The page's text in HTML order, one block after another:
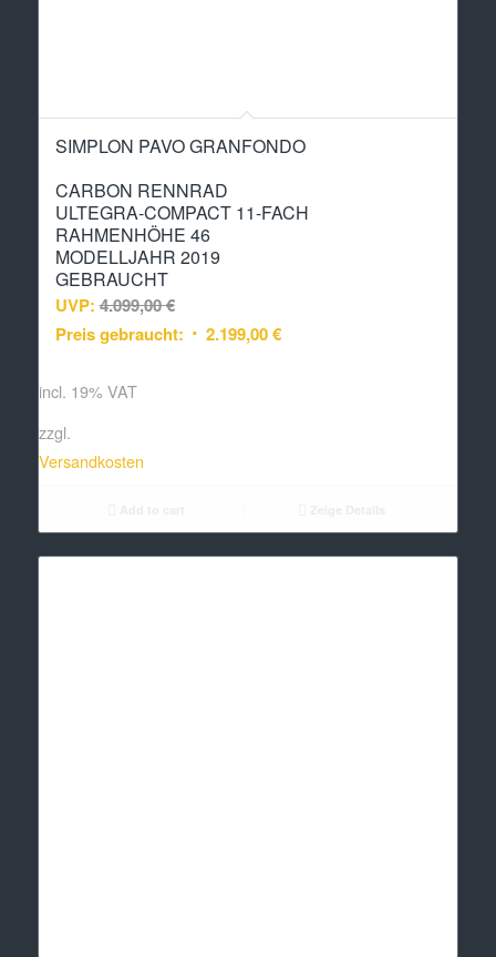
SIMPLON PAVO GRANFONDO
CARBON RENNRAD
ULTEGRA-COMPACT 11-FACH
RAHMENHÖHE 46
MODELLJAHR 2019
GEBRAUCHT
UVP: 4.099,00€
Preis gebraucht:
2.199,00€
incl. 19% VAT
zzgl.
Versandkosten